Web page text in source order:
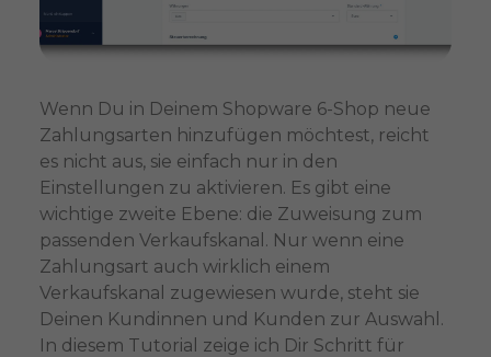
Wenn Du in Deinem Shopware 6-Shop neue
Zahlungsarten hinzufügen möchtest, reicht
es nicht aus, sie einfach nur in den
Einstellungen zu aktivieren. Es gibt eine
wichtige zweite Ebene: die Zuweisung zum
passenden Verkaufskanal. Nur wenn eine
Zahlungsart auch wirklich einem
Verkaufskanal zugewiesen wurde, steht sie
Deinen Kundinnen und Kunden zur Auswahl.
In diesem Tutorial zeige ich Dir Schritt für